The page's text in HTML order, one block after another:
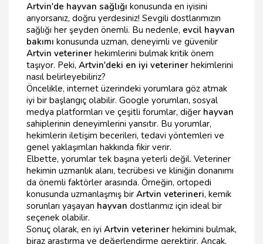
Artvin'de hayvan sağlığı konusunda en iyisini
arıyorsanız, doğru yerdesiniz! Sevgili dostlarımızın
sağlığı her şeyden önemli. Bu nedenle, evcil hayvan
bakımı konusunda uzman, deneyimli ve güvenilir
Artvin veteriner hekimlerini bulmak kritik önem
taşıyor. Peki, Artvin'deki en iyi veteriner hekimlerini
nasıl belirleyebiliriz?
Öncelikle, internet üzerindeki yorumlara göz atmak
iyi bir başlangıç olabilir. Google yorumları, sosyal
medya platformları ve çeşitli forumlar, diğer hayvan
sahiplerinin deneyimlerini yansıtır. Bu yorumlar,
hekimlerin iletişim becerileri, tedavi yöntemleri ve
genel yaklaşımları hakkında fikir verir.
Elbette, yorumlar tek başına yeterli değil. Veteriner
hekimin uzmanlık alanı, tecrübesi ve kliniğin donanımı
da önemli faktörler arasında. Örneğin, ortopedi
konusunda uzmanlaşmış bir Artvin veterineri, kemik
sorunları yaşayan hayvan dostlarımız için ideal bir
seçenek olabilir.
Sonuç olarak, en iyi Artvin veteriner hekimini bulmak,
biraz araştırma ve değerlendirme gerektirir. Ancak,